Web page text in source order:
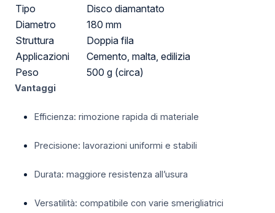
Tipo
Disco diamantato
Diametro
180 mm
Struttura
Doppia fila
Applicazioni
Cemento, malta, edilizia
Peso
500 g (circa)
Vantaggi
Efficienza: rimozione rapida di materiale
Precisione: lavorazioni uniformi e stabili
Durata: maggiore resistenza all’usura
Versatilità: compatibile con varie smerigliatrici